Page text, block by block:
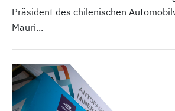
Präsident des chilenischen
Mauri...